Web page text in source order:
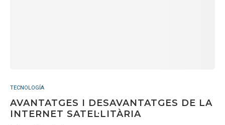
TECNOLOGÍA
AVANTATGES I DESAVANTATGES DE LA
INTERNET SATEL·LITÀRIA